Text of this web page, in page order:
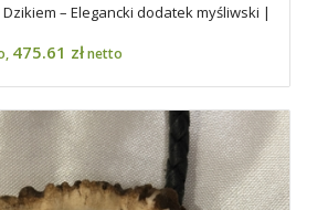
– Elegancki dodatek myśliwski |
475.61 złnetto